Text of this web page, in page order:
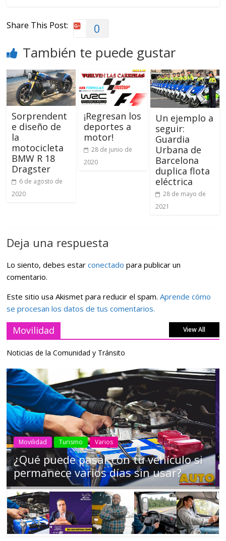
Share This Post: 0
También te puede gustar
Sorprendent
e diseño de
la
motocicleta
BMW R 18
Dragster
6 de agosto de
2020
¡Regresan los
deportes a
motor!
28 de junio de
2020
Un ejemplo a
seguir:
Guardia
Urbana de
Barcelona
duplica flota
eléctrica
28 de mayo de
2021
Deja una respuesta
Lo siento, debes estarconectado para publicar un
comentario.
Este sitio usa Akismet para reducir el spam.Aprende cómo
se procesan los datos de tus comentarios.
Movilidad View All
Noticias de la Comunidad y Tránsito
AEADE Industria Motociclismo Motos Movilidad
Campaña busca cambiar destino de
los motociclistas en la región